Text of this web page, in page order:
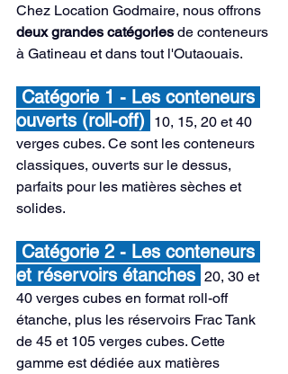
Chez Location Godmaire, nous offrons
deux grandes catégories de conteneurs
à Gatineau et dans tout l'Outaouais.
Catégorie 1 - Les conteneurs
ouverts (roll-off)
10, 15, 20 et 40
verges cubes. Ce sont les conteneurs
classiques, ouverts sur le dessus,
parfaits pour les matières sèches et
solides.
Catégorie 2 - Les conteneurs
et réservoirs étanches 20, 30 et
40 verges cubes en format roll-off
étanche, plus les réservoirs Frac Tank
de 45 et 105 verges cubes. Cette
gamme est dédiée aux matières